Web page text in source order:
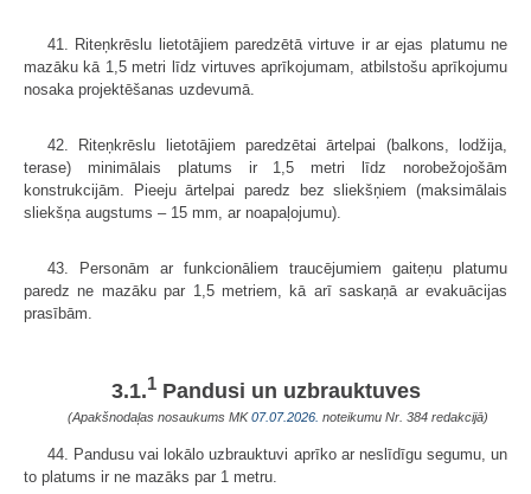
41. Riteņkrēslu lietotājiem paredzētā virtuve ir ar ejas platumu ne
mazāku kā 1,5 metri līdz virtuves aprīkojumam, atbilstošu aprīkojumu
nosaka projektēšanas uzdevumā.
42. Riteņkrēslu lietotājiem paredzētai ārtelpai (balkons, lodžija,
terase) minimālais platums ir 1,5 metri līdz norobežojošām
konstrukcijām. Pieeju ārtelpai paredz bez sliekšņiem (maksimālais
sliekšņa augstums – 15 mm, ar noapaļojumu).
43. Personām ar funkcionāliem traucējumiem gaiteņu platumu
paredz ne mazāku par 1,5 metriem, kā arī saskaņā ar evakuācijas
prasībām.
3.1.1Pandusi un uzbrauktuves
(Apakšnodaļas nosaukums MK07.07.2026. noteikumu Nr. 384 redakcijā)
44. Pandusu vai lokālo uzbrauktuvi aprīko ar neslīdīgu segumu, un
to platums ir ne mazāks par 1 metru.